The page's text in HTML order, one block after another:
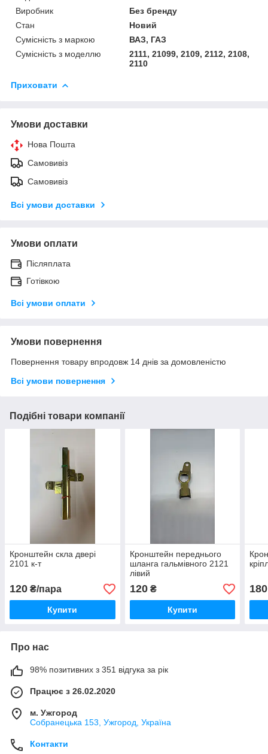
Виробник
Без бренду
Стан
Новий
Сумісність з маркою
ВАЗ, ГАЗ
Сумісність з моделлю
2111, 21099, 2109, 2112, 2108,
2110
Приховати
Умови доставки
Нова Пошта
Самовивіз
Самовивіз
Всі умови доставки
Умови оплати
Післяплата
Готівкою
Всі умови оплати
Умови повернення
Повернення товару впродовж 14 днів за домовленістю
Всі умови повернення
Подібні товари компанії
Кронштейн скла двері
2101 к-т
120 ₴/пара
Купити
Кронштейн переднього
шланга гальмівного 2121
лівий
120₴
Купити
180
Про нас
98% позитивних з 351 відгука за рік
Працює з 26.02.2020
м. Ужгород
Собранецька 153, Ужгород, Україна
Контакти